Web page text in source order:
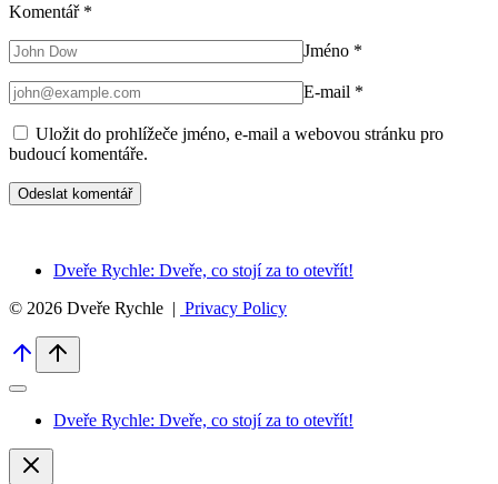
Komentář *
Jméno *
E-mail *
Uložit do prohlížeče jméno, e-mail a webovou stránku pro
budoucí komentáře.
Dveře Rychle: Dveře, co stojí za to otevřít!
© 2026 Dveře Rychle | Privacy Policy
Dveře Rychle: Dveře, co stojí za to otevřít!